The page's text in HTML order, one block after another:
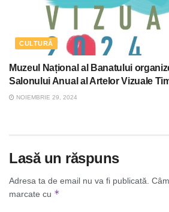
CULTURĂ
Muzeul Național al Banatului
Salonului Anual al Artelor Vizuale
NOIEMBRIE 29, 2024
Lasă un răspuns
Adresa ta de email nu va fi publicată.
marcate cu *